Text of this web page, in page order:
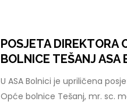
POSJETA DIREKTORA
BOLNICE TEŠANJ ASA
U ASA Bolnici je upriličena
Opće bolnice Tešanj, mr. sc.